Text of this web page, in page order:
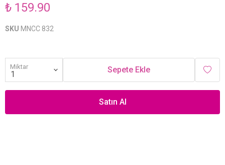
₺ 159.90
SKU MNCC 832
Miktar Sepete Ekle
Satın Al